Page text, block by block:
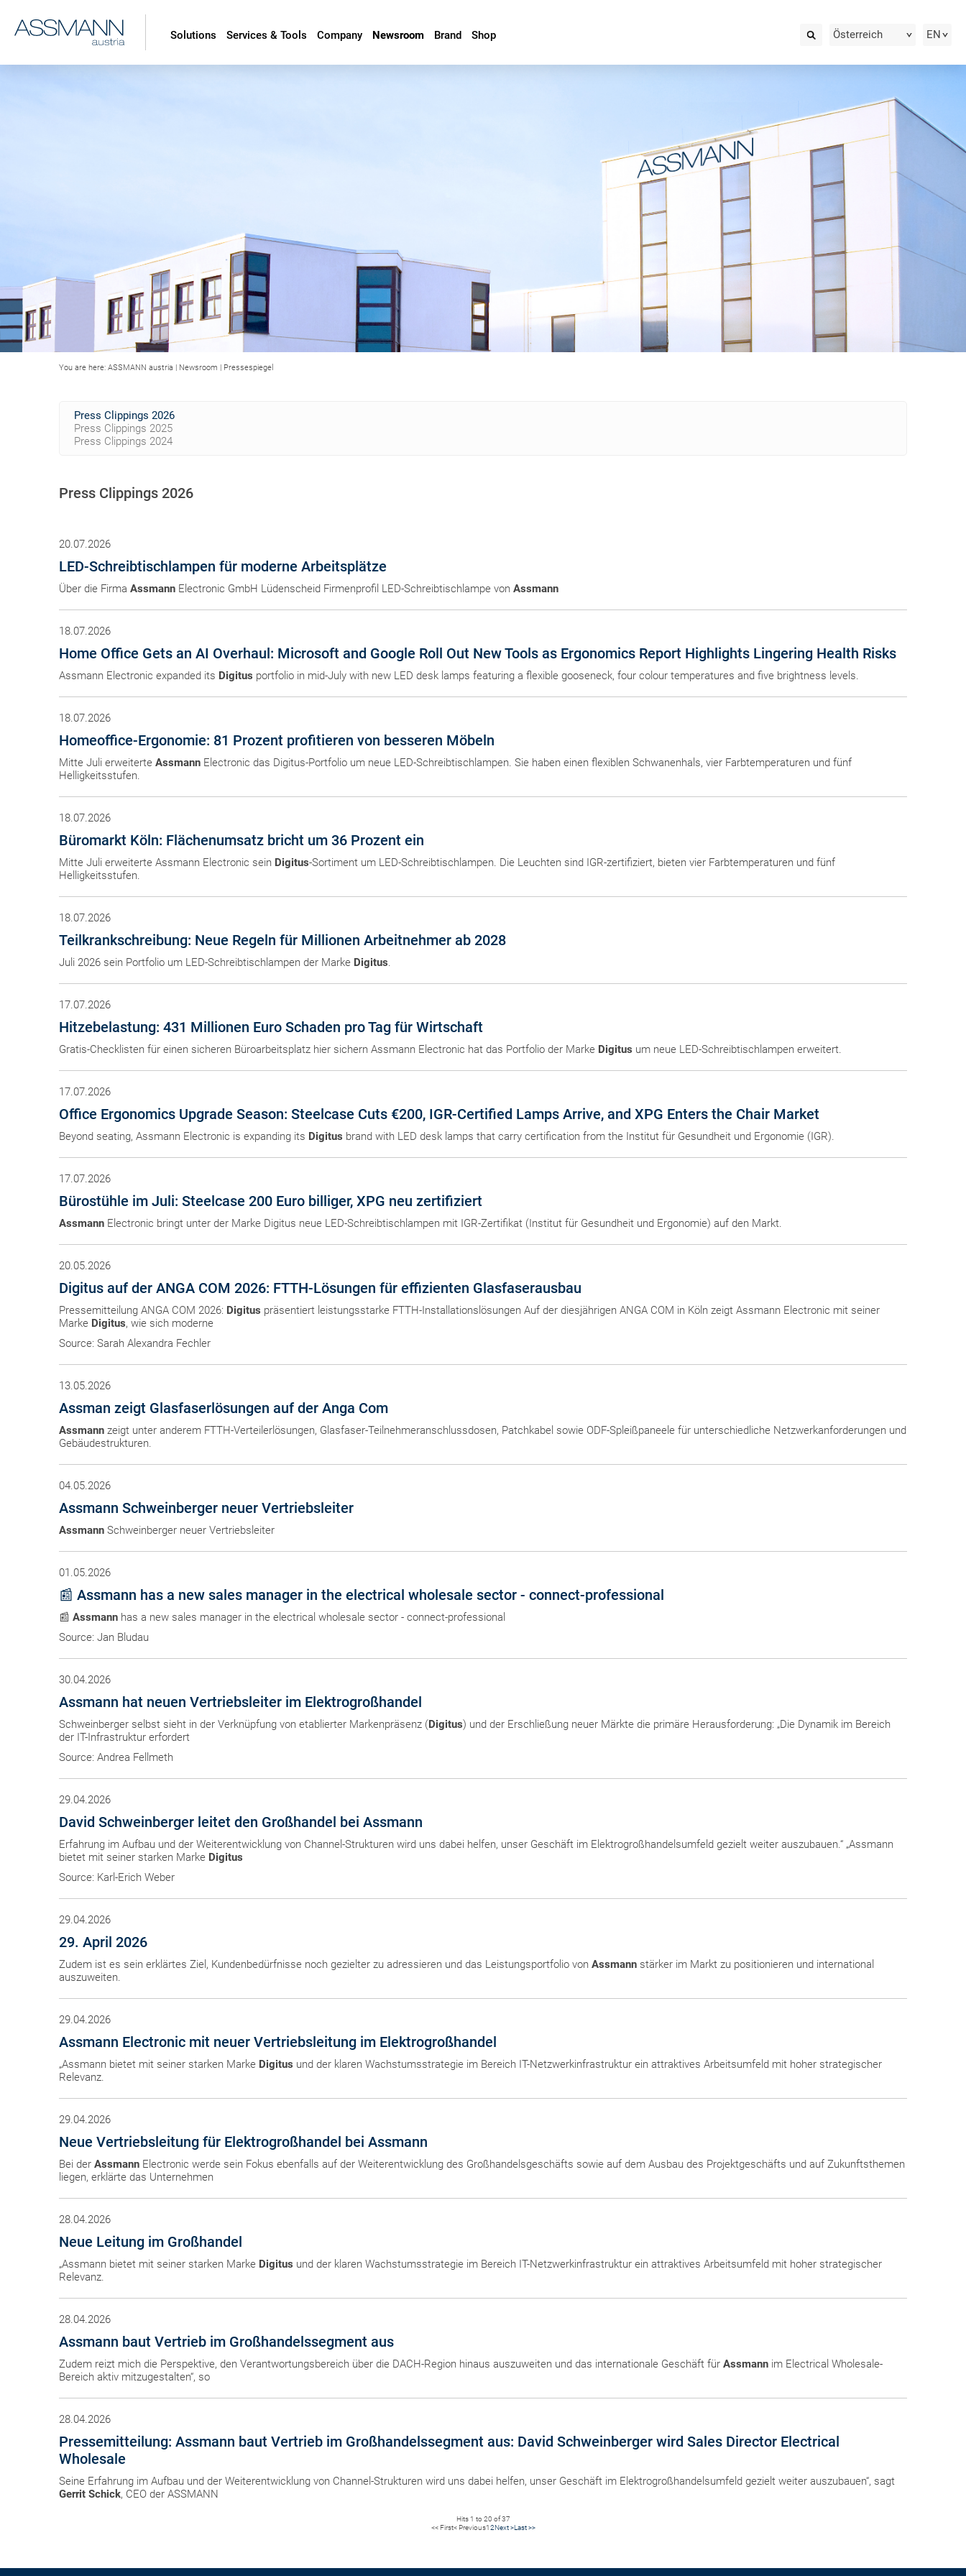
Österreich EN
Solutions Services & Tools Company Newsroom Brand Shop
You are here: ASSMANN austria | Newsroom | Pressespiegel
Press Clippings 2026
Press Clippings 2025
Press Clippings 2024
Press Clippings 2026
20.07.2026
LED-Schreibtischlampen für moderne Arbeitsplätze
Über die Firma Assmann Electronic GmbH Lüdenscheid Firmenprofil LED-Schreibtischlampe von Assmann
18.07.2026
Home Office Gets an AI Overhaul: Microsoft and Google Roll Out New Tools as Ergonomics Report Highlights Lingering Health Risks
Assmann Electronic expanded its Digitus portfolio in mid-July with new LED desk lamps featuring a flexible gooseneck, four colour temperatures and five brightness levels.
18.07.2026
Homeoffice-Ergonomie: 81 Prozent profitieren von besseren Möbeln
Mitte Juli erweiterte Assmann Electronic das Digitus-Portfolio um neue LED-Schreibtischlampen. Sie haben einen flexiblen Schwanenhals, vier Farbtemperaturen und fünf
Helligkeitsstufen.
18.07.2026
Büromarkt Köln: Flächenumsatz bricht um 36 Prozent ein
Mitte Juli erweiterte Assmann Electronic sein Digitus-Sortiment um LED-Schreibtischlampen. Die Leuchten sind IGR-zertifiziert, bieten vier Farbtemperaturen und fünf
Helligkeitsstufen.
18.07.2026
Teilkrankschreibung: Neue Regeln für Millionen Arbeitnehmer ab 2028
Juli 2026 sein Portfolio um LED-Schreibtischlampen der Marke Digitus.
17.07.2026
Hitzebelastung: 431 Millionen Euro Schaden pro Tag für Wirtschaft
Gratis-Checklisten für einen sicheren Büroarbeitsplatz hier sichern Assmann Electronic hat das Portfolio der Marke Digitus um neue LED-Schreibtischlampen erweitert.
17.07.2026
Office Ergonomics Upgrade Season: Steelcase Cuts €200, IGR-Certified Lamps Arrive, and XPG Enters the Chair Market
Beyond seating, Assmann Electronic is expanding its Digitus brand with LED desk lamps that carry certification from the Institut für Gesundheit und Ergonomie (IGR).
17.07.2026
Bürostühle im Juli: Steelcase 200 Euro billiger, XPG neu zertifiziert
Assmann Electronic bringt unter der Marke Digitus neue LED-Schreibtischlampen mit IGR-Zertifikat (Institut für Gesundheit und Ergonomie) auf den Markt.
20.05.2026
Digitus auf der ANGA COM 2026: FTTH-Lösungen für effizienten Glasfaserausbau
Pressemitteilung ANGA COM 2026: Digitus präsentiert leistungsstarke FTTH-Installationslösungen Auf der diesjährigen ANGA COM in Köln zeigt Assmann Electronic mit seiner
Marke Digitus, wie sich moderne
Source: Sarah Alexandra Fechler
13.05.2026
Assman zeigt Glasfaserlösungen auf der Anga Com
Assmann zeigt unter anderem FTTH-Verteilerlösungen, Glasfaser-Teilnehmeranschlussdosen, Patchkabel sowie ODF-Spleißpaneele für unterschiedliche Netzwerkanforderungen und
Gebäudestrukturen.
04.05.2026
Assmann Schweinberger neuer Vertriebsleiter
Assmann Schweinberger neuer Vertriebsleiter
01.05.2026
📰 Assmann has a new sales manager in the electrical wholesale sector - connect-professional
📰 Assmann has a new sales manager in the electrical wholesale sector - connect-professional
Source: Jan Bludau
30.04.2026
Assmann hat neuen Vertriebsleiter im Elektrogroßhandel
Schweinberger selbst sieht in der Verknüpfung von etablierter Markenpräsenz (Digitus) und der Erschließung neuer Märkte die primäre Herausforderung: „Die Dynamik im Bereich
der IT-Infrastruktur erfordert
Source: Andrea Fellmeth
29.04.2026
David Schweinberger leitet den Großhandel bei Assmann
Erfahrung im Aufbau und der Weiterentwicklung von Channel-Strukturen wird uns dabei helfen, unser Geschäft im Elektrogroßhandelsumfeld gezielt weiter auszubauen.“ „Assmann
bietet mit seiner starken Marke Digitus
Source: Karl-Erich Weber
29.04.2026
29. April 2026
Zudem ist es sein erklärtes Ziel, Kundenbedürfnisse noch gezielter zu adressieren und das Leistungsportfolio von Assmann stärker im Markt zu positionieren und international
auszuweiten.
29.04.2026
Assmann Electronic mit neuer Vertriebsleitung im Elektrogroßhandel
„Assmann bietet mit seiner starken Marke Digitus und der klaren Wachstumsstrategie im Bereich IT-Netzwerkinfrastruktur ein attraktives Arbeitsumfeld mit hoher strategischer
Relevanz.
29.04.2026
Neue Vertriebsleitung für Elektrogroßhandel bei Assmann
Bei der Assmann Electronic werde sein Fokus ebenfalls auf der Weiterentwicklung des Großhandelsgeschäfts sowie auf dem Ausbau des Projektgeschäfts und auf Zukunftsthemen
liegen, erklärte das Unternehmen
28.04.2026
Neue Leitung im Großhandel
„Assmann bietet mit seiner starken Marke Digitus und der klaren Wachstumsstrategie im Bereich IT-Netzwerkinfrastruktur ein attraktives Arbeitsumfeld mit hoher strategischer
Relevanz.
28.04.2026
Assmann baut Vertrieb im Großhandelssegment aus
Zudem reizt mich die Perspektive, den Verantwortungsbereich über die DACH-Region hinaus auszuweiten und das internationale Geschäft für Assmann im Electrical Wholesale-
Bereich aktiv mitzugestalten“, so
28.04.2026
Pressemitteilung: Assmann baut Vertrieb im Großhandelssegment aus: David Schweinberger wird Sales Director Electrical
Wholesale
Seine Erfahrung im Aufbau und der Weiterentwicklung von Channel-Strukturen wird uns dabei helfen, unser Geschäft im Elektrogroßhandelsumfeld gezielt weiter auszubauen“, sagt
Gerrit Schick, CEO der ASSMANN
Hits 1 to 20 of 37
<< First< Previous12Next >Last >>